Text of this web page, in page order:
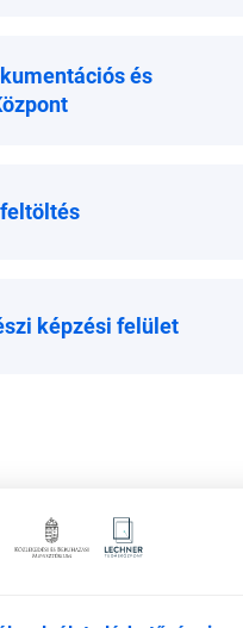
és
képzési felület